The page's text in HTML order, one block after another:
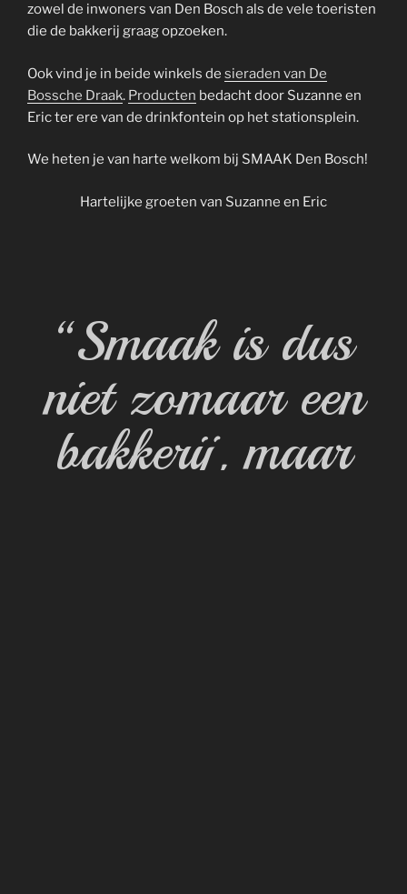
zowel de inwoners van Den Bosch als de vele toeristen
die de bakkerij graag opzoeken.
Ook vind je in beide winkels de sieraden van De
Bossche Draak. Producten bedacht door Suzanne en
Eric ter ere van de drinkfontein op het stationsplein.
We heten je van harte welkom bij SMAAK Den Bosch!
Hartelijke groeten van Suzanne en Eric
“Smaak is dus
niet zomaar een
bakkerij, maar